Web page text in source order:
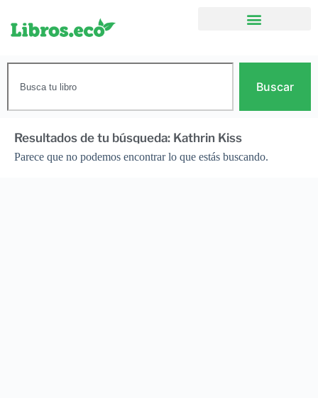
Buscar
Resultados de tu búsqueda: Kathrin Kiss
Parece que no podemos encontrar lo que estás buscando.